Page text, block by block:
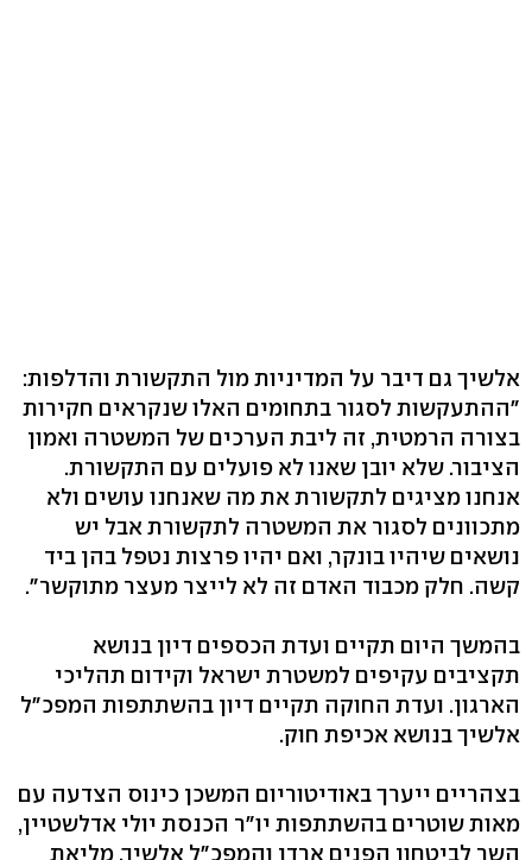
אלשיך גם דיבר על המדיניות מול התקשורת והדלפות:
"ההתעקשות לסגור בתחומים האלו שנקראים חקירות
בצורה הרמטית, זה ליבת הערכים של המשטרה ואמון
הציבור. שלא יובן שאנו לא פועלים עם התקשורת.
אנחנו מציגים לתקשורת את מה שאנחנו עושים ולא
מתכוונים לסגור את המשטרה לתקשורת אבל יש
נושאים שיהיו בונקר, ואם יהיו פרצות נטפל בהן ביד
קשה. חלק מכבוד האדם זה לא לייצר מעצר מתוקשר".
בהמשך היום תקיים ועדת הכספים דיון בנושא
תקציבים עקיפים למשטרת ישראל וקידום תהליכי
הארגון. ועדת החוקה תקיים דיון בהשתתפות המפכ"ל
אלשיך בנושא אכיפת חוק.
בצהריים ייערך באודיטוריום המשכן כינוס הצדעה עם
מאות שוטרים בהשתתפות יו"ר הכנסת יולי אדלשטיין,
השר לביטחון הפנים ארדן והמפכ"ל אלשיך. מליאת